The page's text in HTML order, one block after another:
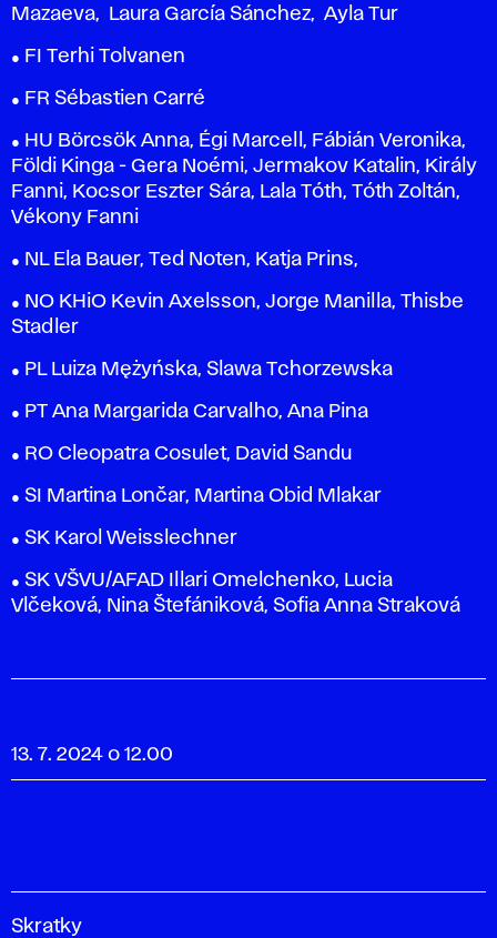
Mazaeva, Laura García Sánchez, Ayla Tur
● FI Terhi Tolvanen
● FR Sébastien Carré
● HU Börcsök Anna, Égi Marcell, Fábián Veronika,
Földi Kinga - Gera Noémi, Jermakov Katalin, Király
Fanni, Kocsor Eszter Sára, Lala Tóth, Tóth Zoltán,
Vékony Fanni
● NL Ela Bauer, Ted Noten, Katja Prins,
● NO KHiO Kevin Axelsson, Jorge Manilla, Thisbe
Stadler
● PL Luiza Mężyńska, Slawa Tchorzewska
● PT Ana Margarida Carvalho, Ana Pina
● RO Cleopatra Cosulet, David Sandu
● SI Martina Lončar, Martina Obid Mlakar
● SK Karol Weisslechner
● SK VŠVU/AFAD Illari Omelchenko, Lucia
Vlčeková, Nina Štefániková, Sofia Anna Straková
13. 7. 2024 o 12.00
V
Skratky